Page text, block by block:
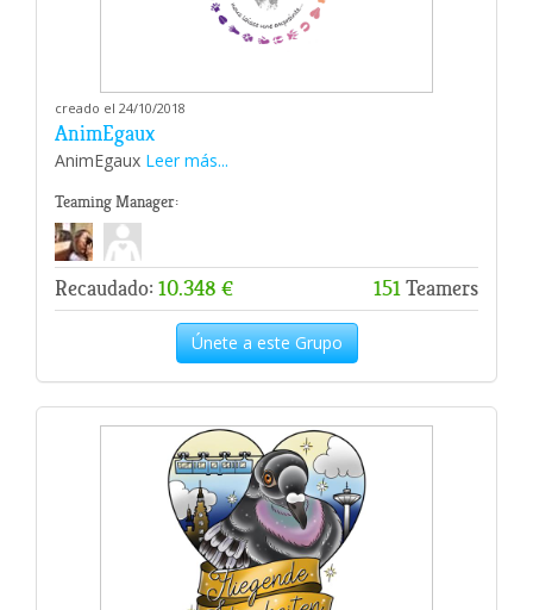
creado el 24/10/2018
AnimEgaux
AnimEgaux Leer más...
Teaming Manager:
Recaudado: 10.348 € 151Teamers
Únete a este Grupo